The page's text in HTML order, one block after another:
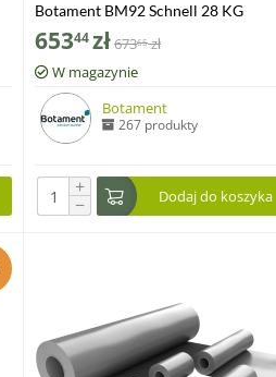
Botament BM92 Schnell 28 KG
65344zł67365 zł
W magazynie
Botament
267 produkty
+
− Dodaj do koszyka